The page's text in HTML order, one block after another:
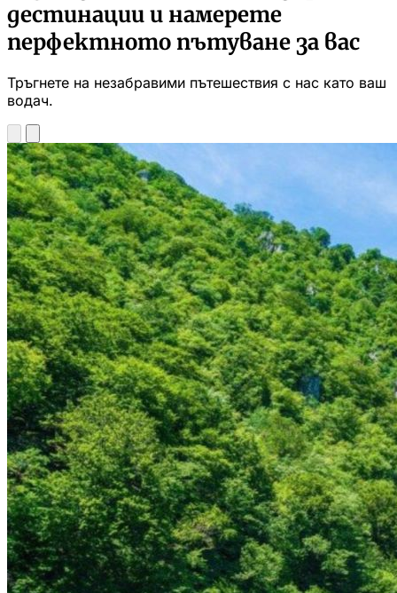
дестинации и намерете
перфектното пътуване за вас
Тръгнете на незабравими пътешествия с нас като ваш
водач.